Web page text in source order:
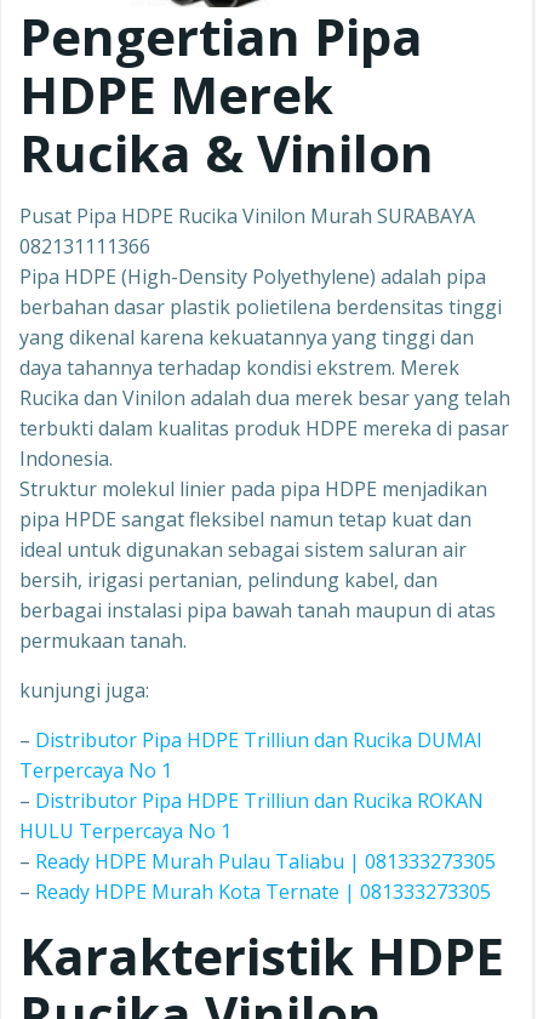
Pengertian Pipa
HDPE Merek
Rucika & Vinilon
Pusat Pipa HDPE Rucika Vinilon Murah SURABAYA
082131111366
Pipa HDPE (High-Density Polyethylene) adalah pipa
berbahan dasar plastik polietilena berdensitas tinggi
yang dikenal karena kekuatannya yang tinggi dan
daya tahannya terhadap kondisi ekstrem. Merek
Rucika dan Vinilon adalah dua merek besar yang telah
terbukti dalam kualitas produk HDPE mereka di pasar
Indonesia.
Struktur molekul linier pada pipa HDPE menjadikan
pipa HPDE sangat fleksibel namun tetap kuat dan
ideal untuk digunakan sebagai sistem saluran air
bersih, irigasi pertanian, pelindung kabel, dan
berbagai instalasi pipa bawah tanah maupun di atas
permukaan tanah.
kunjungi juga:
– Distributor Pipa HDPE Trilliun dan Rucika DUMAI
Terpercaya No 1
– Distributor Pipa HDPE Trilliun dan Rucika ROKAN
HULU Terpercaya No 1
– Ready HDPE Murah Pulau Taliabu | 081333273305
– Ready HDPE Murah Kota Ternate | 081333273305
Karakteristik HDPE